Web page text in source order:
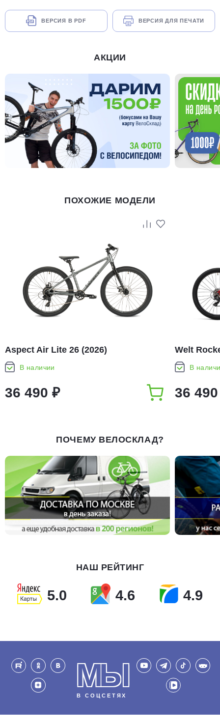
ВЕРСИЯ В PDF ВЕРСИЯ ДЛЯ ПЕЧАТИ
АКЦИИ
ПОХОЖИЕ МОДЕЛИ
Aspect Air Lite 26 (2026)
В наличии
36 490 ₽
Welt
В
36
ПОЧЕМУ ВЕЛОСКЛАД?
НАШ РЕЙТИНГ
5.0 4.6 4.9
МЫ
В СОЦСЕТЯХ